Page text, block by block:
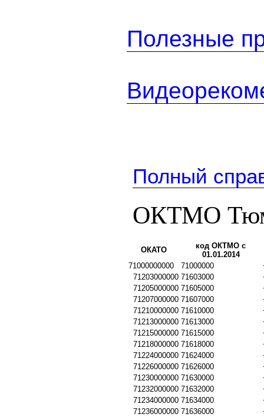
Полезные
Полный
ОКТМО
ОКАТО
код ОКТМО с
01.01.2014
71000000000
71000000
71203000000 71603000
71205000000 71605000
71207000000 71607000
71210000000 71610000
71213000000 71613000
71215000000 71615000
71218000000 71618000
71224000000 71624000
71226000000 71626000
71230000000 71630000
71232000000 71632000
71234000000 71634000
71236000000 71636000